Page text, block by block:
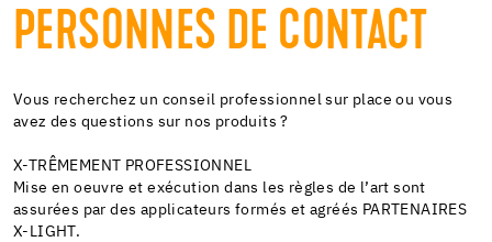
PERSONNES DE CONTACT
Vous recherchez un conseil professionnel sur place ou vous
avez des questions sur nos produits ?
X-TRÊMEMENT PROFESSIONNEL
Mise en oeuvre et exécution dans les règles de l’art sont
assurées par des applicateurs formés et agréés PARTENAIRES
X-LIGHT.